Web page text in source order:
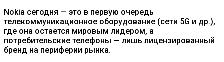
Nokia сегодня — это в первую очередь
телекоммуникационное оборудование (сети 5G и др.),
где она остается мировым лидером, а
потребительские телефоны — лишь лицензированный
бренд на периферии рынка.